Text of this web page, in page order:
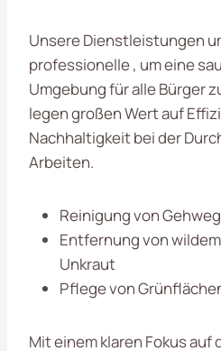
Unsere Dienstleistungen
professionelle , um eine
Umgebung für alle Bürger
legen großen Wert auf
Nachhaltigkeit bei der
Arbeiten.
Reinigung von
Entfernung von
Unkraut
Pflege von
Mit einem klaren Fokus auf